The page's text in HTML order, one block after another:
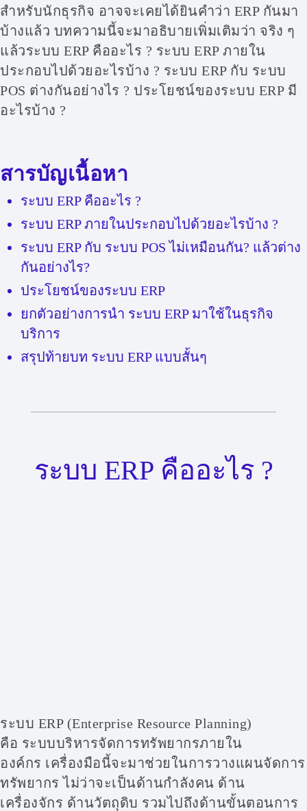
สำหรับนักธุรกิจ อาจจะเคยได้ยินคำว่า ERP กันมา
บ้างแล้ว บทความนี้จะมาอธิบายเพิ่มเติมว่า จริง ๆ
แล้วระบบ ERP คืออะไร ? ระบบ ERP ภายใน
ประกอบไปด้วยอะไรบ้าง ? ระบบ ERP กับ ระบบ
POS ต่างกันอย่างไร ? ประโยชน์ของระบบ ERP มี
อะไรบ้าง ?
สารบัญเนื้อหา
ระบบ ERP คืออะไร ?
ระบบ ERP ภายในประกอบไปด้วยอะไรบ้าง ?
ระบบ ERP กับ ระบบ POS ไม่เหมือนกัน? แล้วต่าง
กันอย่างไร?
ประโยชน์ของระบบ ERP
ยกตัวอย่างการนำ ระบบ ERP มาใช้ในธุรกิจ
บริการ
สรุปท้ายบท ระบบ ERP แบบสั้นๆ
ระบบ ERP คืออะไร ?
ระบบ ERP (Enterprise Resource Planning)
คือ ระบบบริหารจัดการทรัพยากรภายใน
องค์กร เครื่องมือนี้จะมาช่วยในการวางแผนจัดการ
ทรัพยากร ไม่ว่าจะเป็นด้านกำลังคน ด้าน
เครื่องจักร ด้านวัตถุดิบ รวมไปถึงด้านขั้นตอนการ